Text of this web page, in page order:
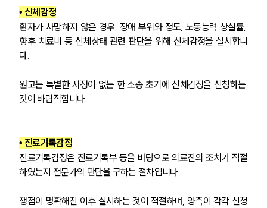
• 신체감정
환자가 사망하지 않은 경우, 장애 부위와 정도, 노동능력 상실률,
향후 치료비 등 신체상태 관련 판단을 위해 신체감정을 실시합니
다.
원고는 특별한 사정이 없는 한 소송 초기에 신체감정을 신청하는
것이 바람직합니다.
• 진료기록감정
진료기록감정은 진료기록부 등을 바탕으로 의료진의 조치가 적절
하였는지 전문가의 판단을 구하는 절차입니다.
쟁점이 명확해진 이후 실시하는 것이 적절하며, 양측이 각각 신청